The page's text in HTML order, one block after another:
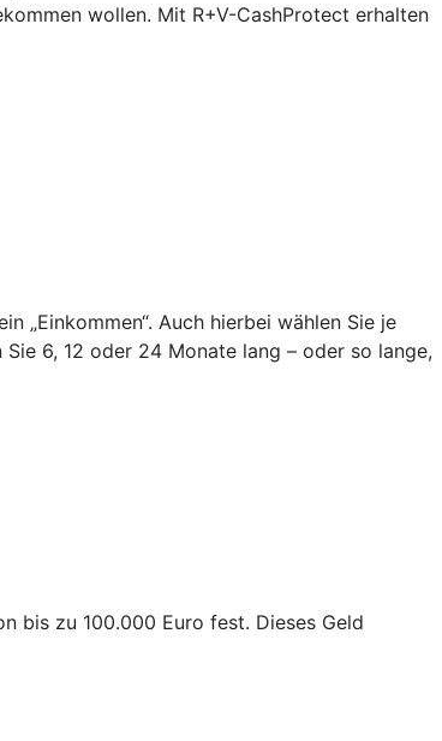
wollen. Mit R+V-CashProtect erhalten
„Einkommen“. Auch hierbei wählen Sie je
6, 12 oder 24 Monate lang – oder so lange,
bis zu 100.000 Euro fest. Dieses Geld